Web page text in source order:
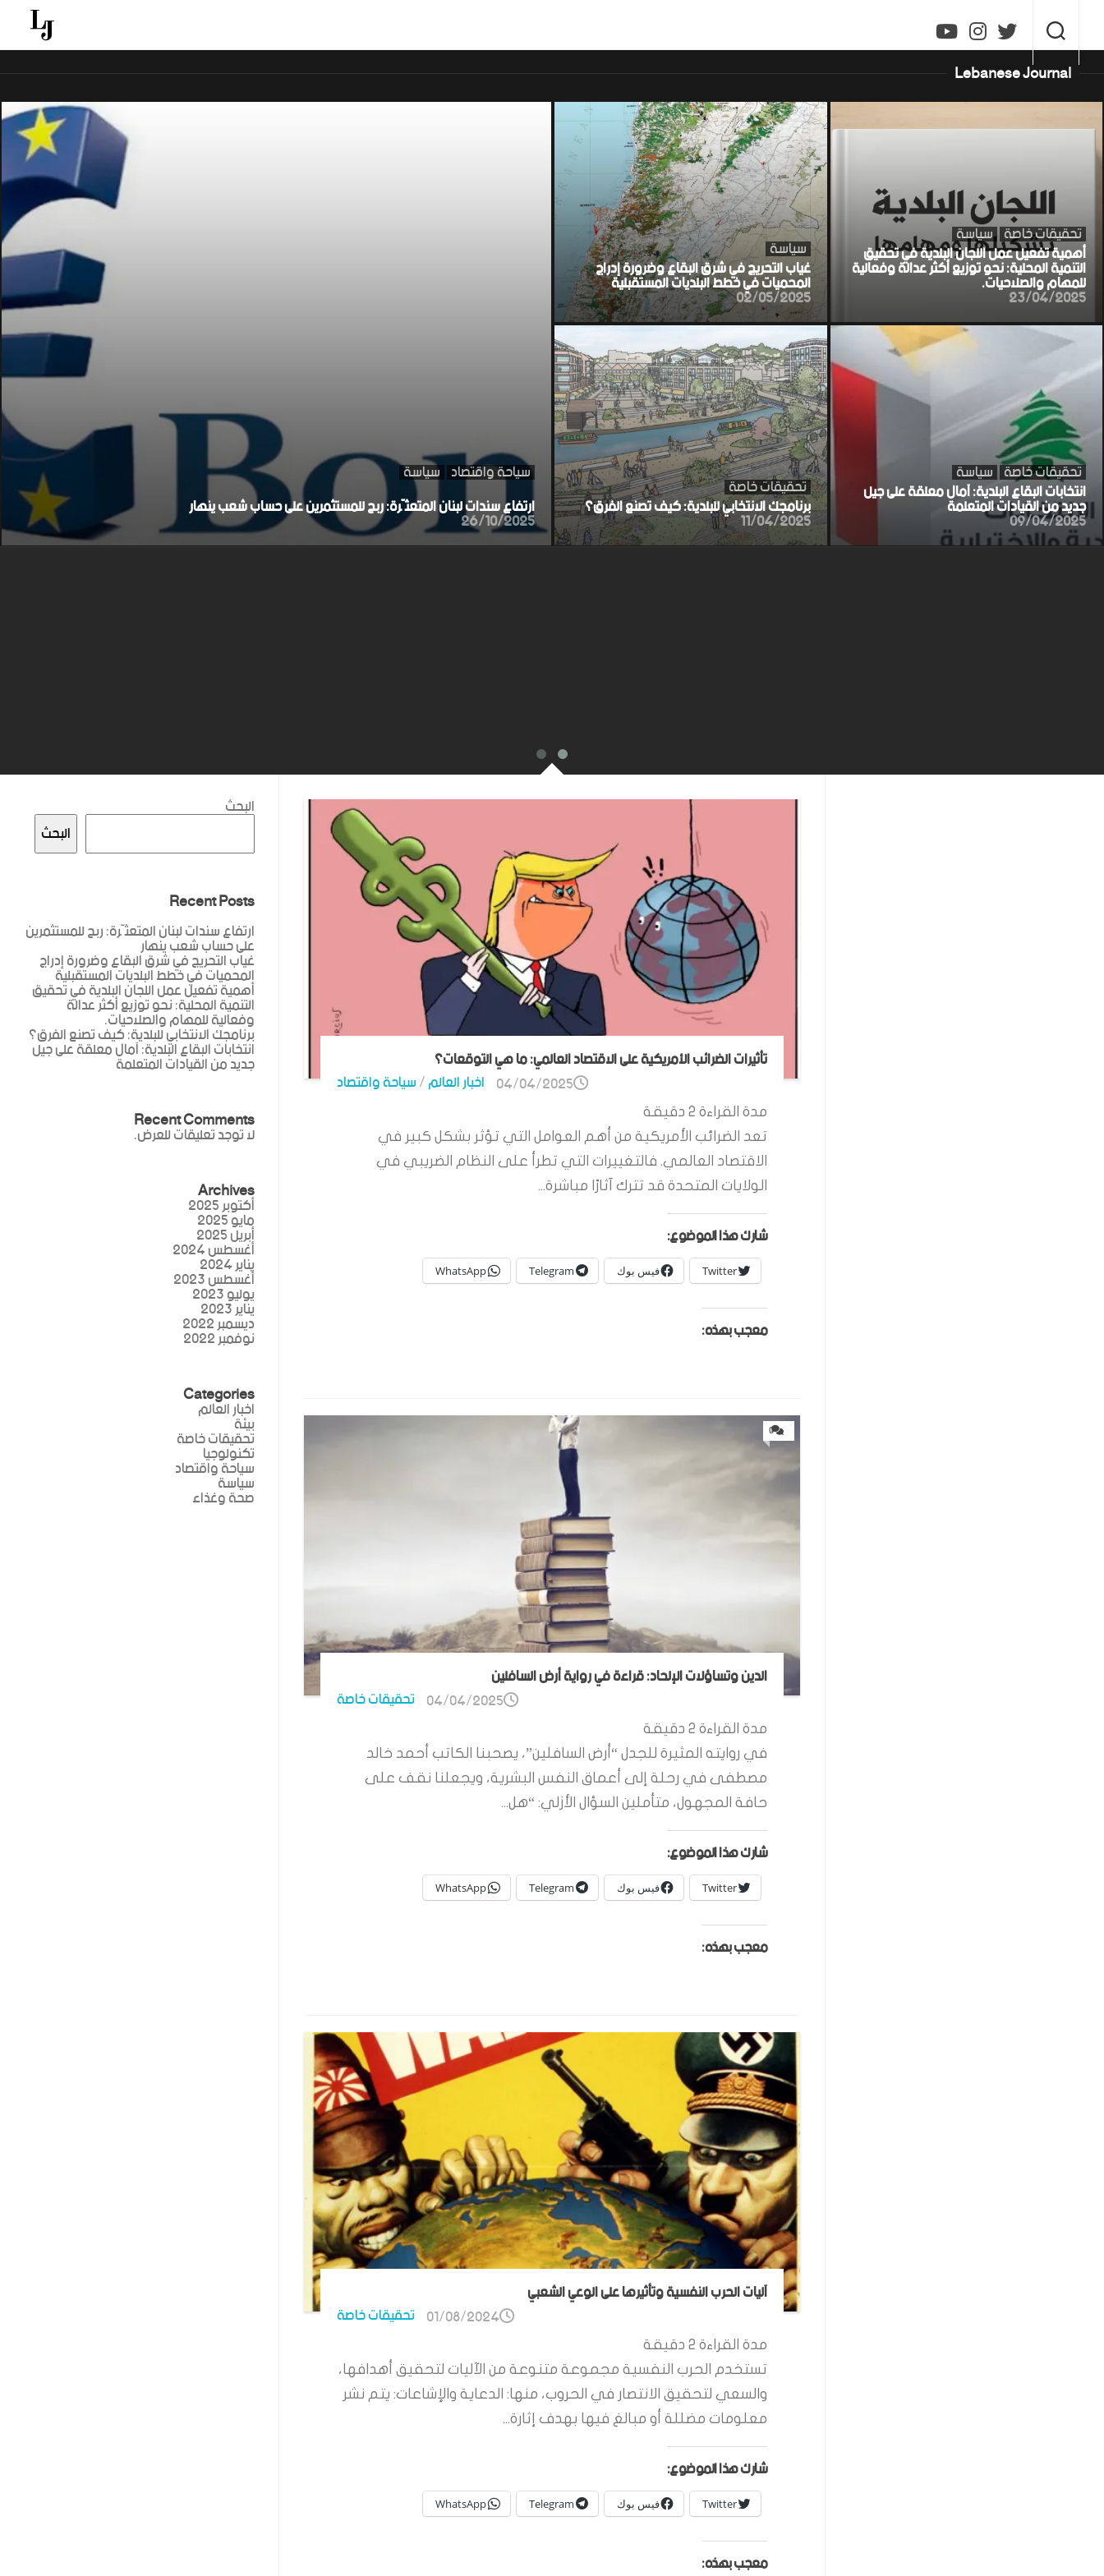
content
Lebanese Journal
سياحة واقتصاد سياسة
ارتفاع سندات لبنان المتعثّرة: ربح للمستثمرين على حساب شعب ينهار
26/10/2025
سياسة
غياب التحريج في شرق البقاع وضرورة إدراج
المحميات في خطط البلديات المستقبلية
02/05/2025
تحقيقات خاصة سياسة
أهمية تفعيل عمل اللجان البلدية في تحقيق
التنمية المحلية: نحو توزيع أكثر عدالة وفعالية
للمهام والصلاحيات.
23/04/2025
تحقيقات خاصة
برنامجك الانتخابي للبلدية: كيف تصنع الفرق؟
11/04/2025
تحقيقات خاصة سياسة
انتخابات البقاع البلدية: آمال معلقة على جيل
جديد من القيادات المتعلمة
09/04/2025
تأثيرات الضرائب الأمريكية على الاقتصاد العالمي: ما هي التوقعات؟
اخبار العالم/سياحة واقتصاد 04/04/2025
مدة القراءة 2 دقيقة
تعد الضرائب الأمريكية من أهم العوامل التي تؤثر بشكل كبير في
الاقتصاد العالمي. فالتغييرات التي تطرأ على النظام الضريبي في
الولايات المتحدة قد تترك آثارًا مباشرة...
شارك هذا الموضوع:
Twitter فيس بوك Telegram
WhatsApp
معجب بهذه:
0
الدين وتساؤلات الإلحاد: قراءة في رواية أرض السافلين
تحقيقات خاصة 04/04/2025
مدة القراءة 2 دقيقة
في روايته المثيرة للجدل “أرض السافلين”، يصحبنا الكاتب أحمد خالد
مصطفى في رحلة إلى أعماق النفس البشرية، ويجعلنا نقف على
حافة المجهول، متأملين السؤال الأزلي: “هل...
شارك هذا الموضوع:
Twitter فيس بوك Telegram
WhatsApp
معجب بهذه:
آليات الحرب النفسية وتأثيرها على الوعي الشعبي
تحقيقات خاصة 01/08/2024
مدة القراءة 2 دقيقة
تستخدم الحرب النفسية مجموعة متنوعة من الآليات لتحقيق أهدافها،
والسعي لتحقيق الانتصار في الحروب، منها: الدعاية والإشاعات: يتم نشر
معلومات مضللة أو مبالغ فيها بهدف إثارة...
شارك هذا الموضوع:
Twitter فيس بوك Telegram
WhatsApp
معجب بهذه:
البحث
البحث
Recent Posts
ارتفاع سندات لبنان المتعثّرة: ربح للمستثمرين
على حساب شعب ينهار
غياب التحريج في شرق البقاع وضرورة إدراج
المحميات في خطط البلديات المستقبلية
أهمية تفعيل عمل اللجان البلدية في تحقيق
التنمية المحلية: نحو توزيع أكثر عدالة
وفعالية للمهام والصلاحيات.
برنامجك الانتخابي للبلدية: كيف تصنع الفرق؟
انتخابات البقاع البلدية: آمال معلقة على جيل
جديد من القيادات المتعلمة
Recent Comments
لا توجد تعليقات للعرض.
Archives
أكتوبر 2025
مايو 2025
أبريل 2025
أغسطس 2024
يناير 2024
أغسطس 2023
يوليو 2023
يناير 2023
ديسمبر 2022
نوفمبر 2022
Categories
اخبار العالم
بيئة
تحقيقات خاصة
تكنولوجيا
سياحة واقتصاد
سياسة
صحة وغذاء